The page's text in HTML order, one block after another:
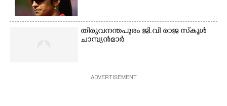
തിരുവനന്തപുരം ജി.വി രാജ സ്കൂൾ
ചാമ്പ്യൻമാർ
ADVERTISEMENT